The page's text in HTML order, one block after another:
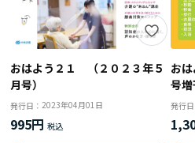
おはよう２１ （２０２３年５
月号）
発行日：2023年04月01日
995円
お
号
理
れ
００
発行日